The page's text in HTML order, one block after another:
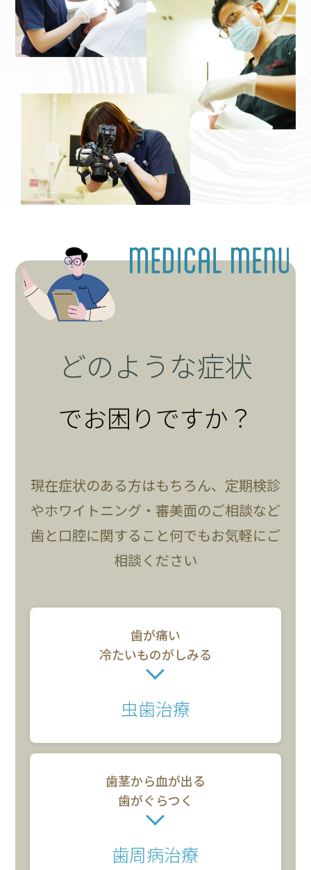
どのような症状
でお困りですか？
現在症状のある方はもちろん、定期検診
やホワイトニング・審美面のご相談など
歯と口腔に関すること何でもお気軽にご
相談ください
歯が痛い
冷たいものがしみる
虫歯治療
歯茎から血が出る
歯がぐらつく
歯周病治療